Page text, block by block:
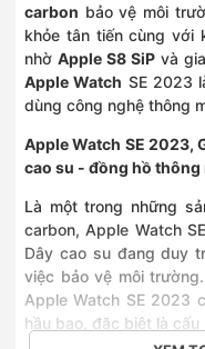
carbon bảo vệ môi
khỏe tân tiến cùng với
nhờ Apple S8 SiP và
Apple Watch SE 2023
dùng công nghệ thông
Apple Watch SE 2023,
cao su - đồng hồ
Là một trong những
carbon, Apple Watch
Dây cao su đang duy
việc bảo vệ môi
Apple Watch SE 2023
hầu bao, đặc biệt là cấu